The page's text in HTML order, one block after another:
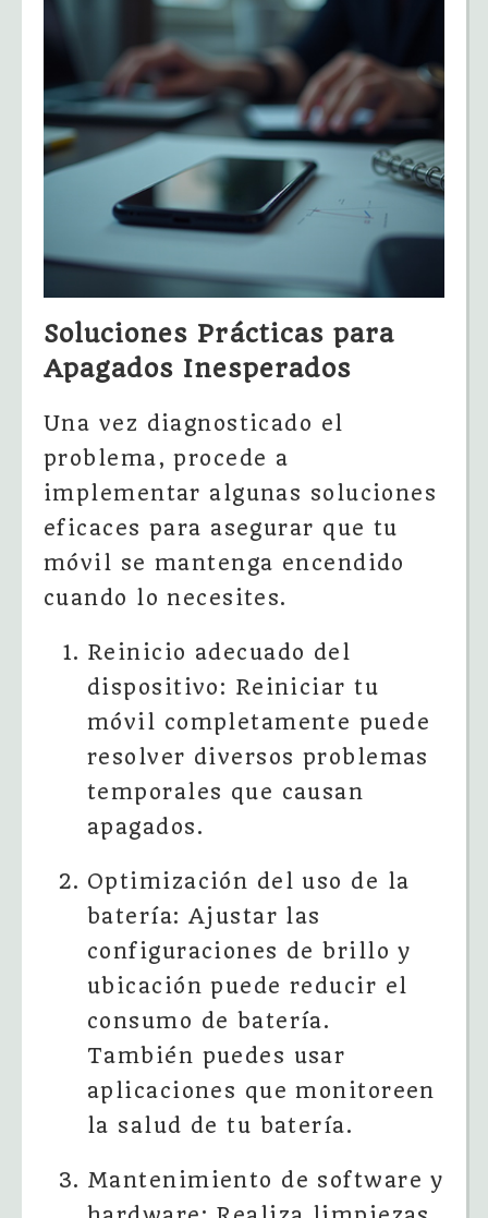
Soluciones Prácticas para
Apagados Inesperados
Una vez diagnosticado el
problema, procede a
implementar algunas soluciones
eficaces para asegurar que tu
móvil se mantenga encendido
cuando lo necesites.
Reinicio adecuado del
dispositivo: Reiniciar tu
móvil completamente puede
resolver diversos problemas
temporales que causan
apagados.
Optimización del uso de la
batería: Ajustar las
configuraciones de brillo y
ubicación puede reducir el
consumo de batería.
También puedes usar
aplicaciones que monitoreen
la salud de tu batería.
Mantenimiento de software y